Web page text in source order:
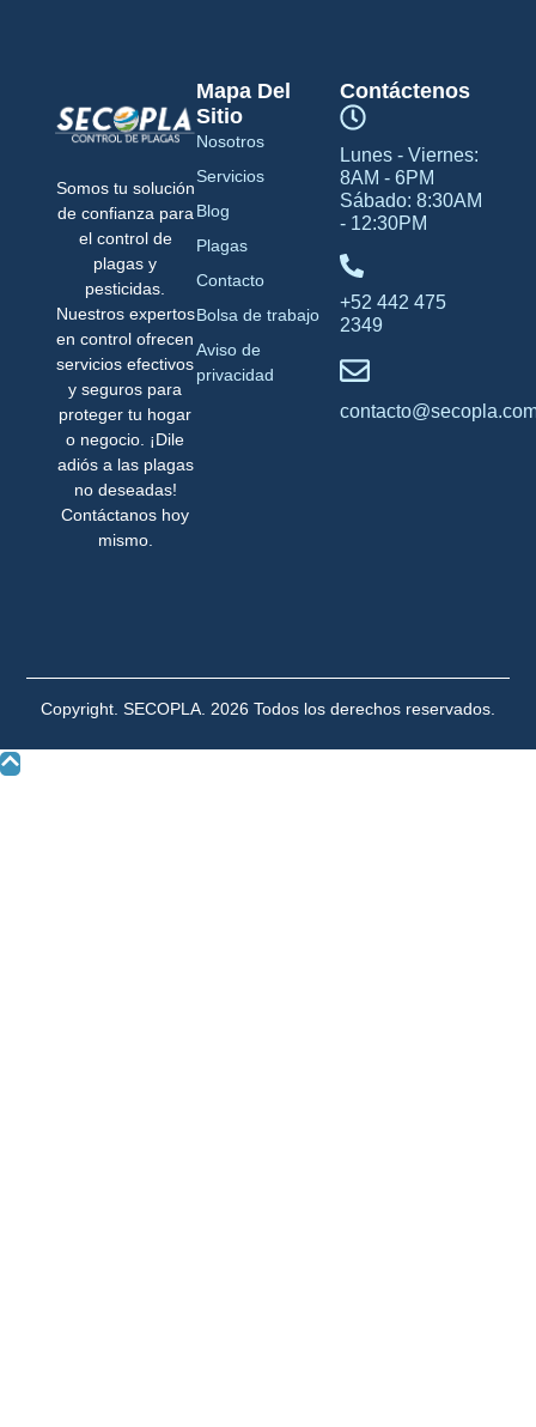
Somos tu solución
de confianza para
el control de
plagas y
pesticidas.
Nuestros expertos
en control ofrecen
servicios efectivos
y seguros para
proteger tu hogar
o negocio. ¡Dile
adiós a las plagas
no deseadas!
Contáctanos hoy
mismo.
Contáctenos
Lunes - Viernes:
8AM - 6PM
Sábado: 8:30AM
- 12:30PM
+52 442 475
2349
Mapa Del
Sitio
Nosotros
Servicios
Blog
Plagas
Contacto
Bolsa de trabajo
Aviso de
privacidad
Copyright. SECOPLA. 2026 Todos los derechos reservados.